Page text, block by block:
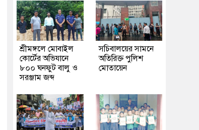
শ্রীমঙ্গলে মোবাইল
কোর্টের অভিযানে
৮০০ ঘনফুট বালু ও
সরঞ্জাম জব্দ
সচিবালয়ের সামনে
অতিরিক্ত পুলিশ
মোতায়েন